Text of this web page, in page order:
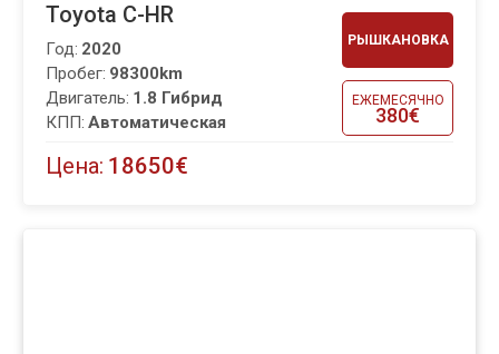
РЫШКАНОВКА
ЕЖЕМЕСЯЧНО
380€
Toyota C-HR
Пробег: 98300km
Год: 2020
Двигатель: 1.8 Гибрид
КПП: Автоматическая
Цена: 18650€